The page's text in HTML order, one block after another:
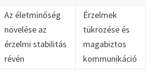
Az életminőség
növelése az
érzelmi stabilitás
révén
Érzelmek
tükrözése és
magabiztos
kommunikáció